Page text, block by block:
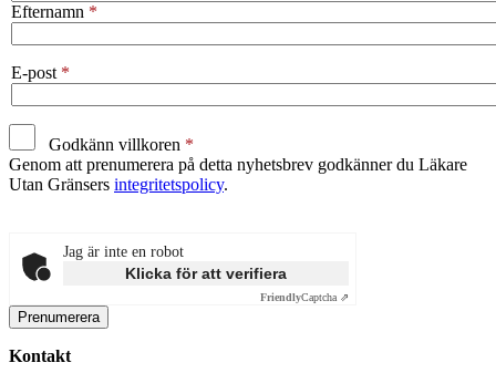
Efternamn
E-post
Godkänn villkoren
Genom att prenumerera på detta nyhetsbrev godkänner du Läkare
Utan Gränsers integritetspolicy.
Jag är inte en robot
Klicka för att verifiera
FriendlyCaptcha ⇗
Kontakt